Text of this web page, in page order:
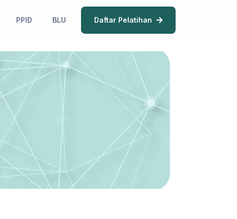
PPID BLU Daftar Pelatihan